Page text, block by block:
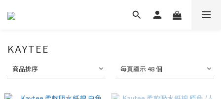
KAYTEE
商品排序 每頁顯示 48 個